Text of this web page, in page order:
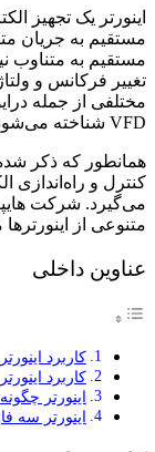
اینورتر یک تجهیز
مستقیم به جریان
مستقیم به متناوب
تغییر فرکانس و
مختلفی از جمله
VFD شناخته می‌شود.
کنترل و راه‌اندازی
می‌گیرد. شرکت
متنوعی از
عناوین داخلی
کاربرد
کاربرد اینورتر
اینورتر
اینورتر سه